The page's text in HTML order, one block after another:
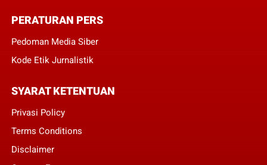
PERATURAN PERS
Pedoman Media Siber
Kode Etik Jurnalistik
SYARAT KETENTUAN
Privasi Policy
Terms Conditions
Disclaimer